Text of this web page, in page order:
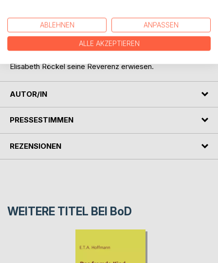
Der reisende Enthusiast bewundert und verehrt die
Darstellerin der Donna Anna in Mozarts "Don Giovanni". Mit
Elisabeth Röckel seine Reverenz erwiesen.
AUTOR/IN
PRESSESTIMMEN
REZENSIONEN
WEITERE TITEL BEI BoD
ABLEHNEN ANPASSEN
ALLE AKZEPTIEREN